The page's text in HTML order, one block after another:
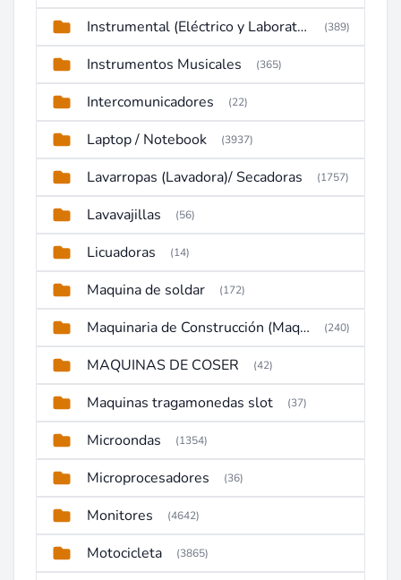
Instrumental (Eléctrico y Laboratorio) (389)
Instrumentos Musicales (365)
Intercomunicadores (22)
Laptop / Notebook (3937)
Lavarropas (Lavadora)/ Secadoras (1757)
Lavavajillas (56)
Licuadoras (14)
Maquina de soldar (172)
Maquinaria de Construcción (Maquinaria Pesada) (240)
MAQUINAS DE COSER (42)
Maquinas tragamonedas slot (37)
Microondas (1354)
Microprocesadores (36)
Monitores (4642)
Motocicleta (3865)